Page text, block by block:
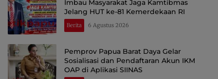
Imbau Masyarakat Jaga Kamtibmas
Jelang HUT ke-81 Kemerdekaan RI
Berita 6 Agustus 2026
Pemprov Papua Barat Daya Gelar
Sosialisasi dan Pendaftaran Akun IKM
OAP di Aplikasi SIINAS